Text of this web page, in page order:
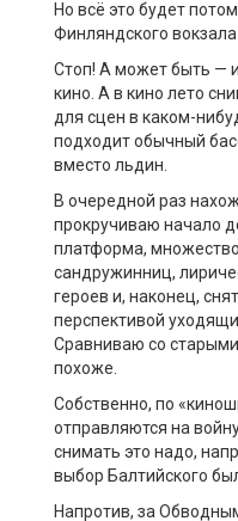
Но всё это будет
Финляндского вокзала
Стоп! А может быть —
кино. А в кино лето
для сцен в каком-
подходит обычный
вместо льдин.
В очередной раз
прокручиваю начало
платформа,
сандружинниц,
героев и, наконец,
перспективой
Сравниваю со
похоже.
Собственно, по
отправляются на
снимать это надо,
выбор Балтийского
Напротив, за